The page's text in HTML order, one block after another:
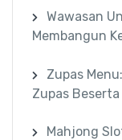
Wawasan
Membangun
Zupas
Zupas
Mahjong